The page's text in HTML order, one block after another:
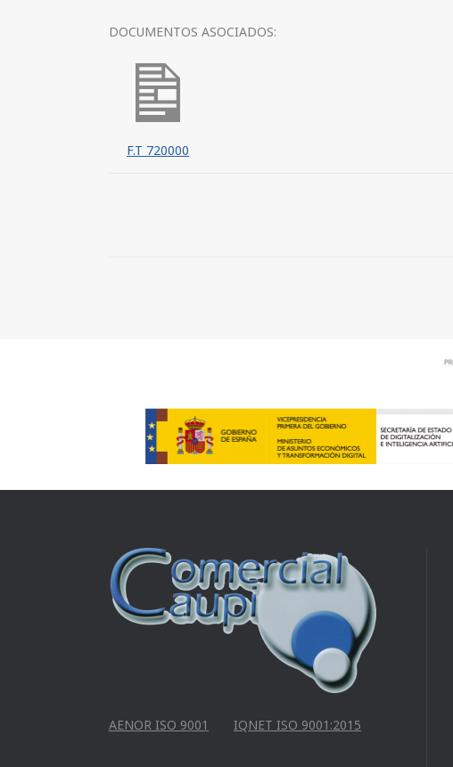
DOCUMENTOS ASOCIADOS:
F.T 720000
AENOR ISO 9001 IQNET ISO 9001:2015